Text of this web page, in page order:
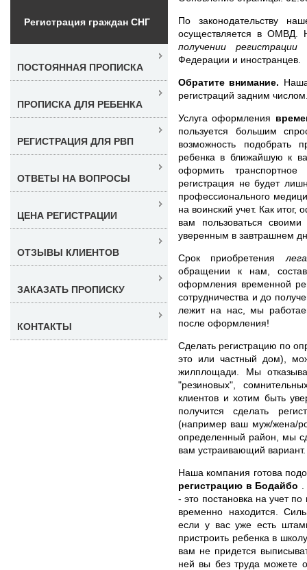
По законодательству
осуществляется в
получении
Федерации и иностранцев.
Обратите внимание.
регистраций задним
Услуга оформления
пользуется большим
возможность подобрать
ребенка в ближайшую к
оформить
регистрация не будет
профессионального
на воинский учет. Как
вам пользоваться
уверенным в завтрашнем
Срок приобретения
обращении к нам,
оформления временной
сотрудничества и до
лежит на нас, мы
после оформления!
Сделать регистрацию по
это или частный дом),
жилплощади. Мы
"резиновых",
клиентов и хотим быть
получится сделать
(например ваш муж/жена/
определенный район, мы
вам устраивающий вариант.
Наша компания готова
регистрацию в Бодайбо
- это постановка на учет
временно находится.
если у вас уже есть
пристроить ребенка в
вам не придется
ней вы без труда можете
Регистрация граждан СНГ
ПОСТОЯННАЯ ПРОПИСКА
ПРОПИСКА ДЛЯ РЕБЕНКА
РЕГИСТРАЦИЯ ДЛЯ РВП
ОТВЕТЫ НА ВОПРОСЫ
ЦЕНА РЕГИСТРАЦИИ
ОТЗЫВЫ КЛИЕНТОВ
ЗАКАЗАТЬ ПРОПИСКУ
КОНТАКТЫ